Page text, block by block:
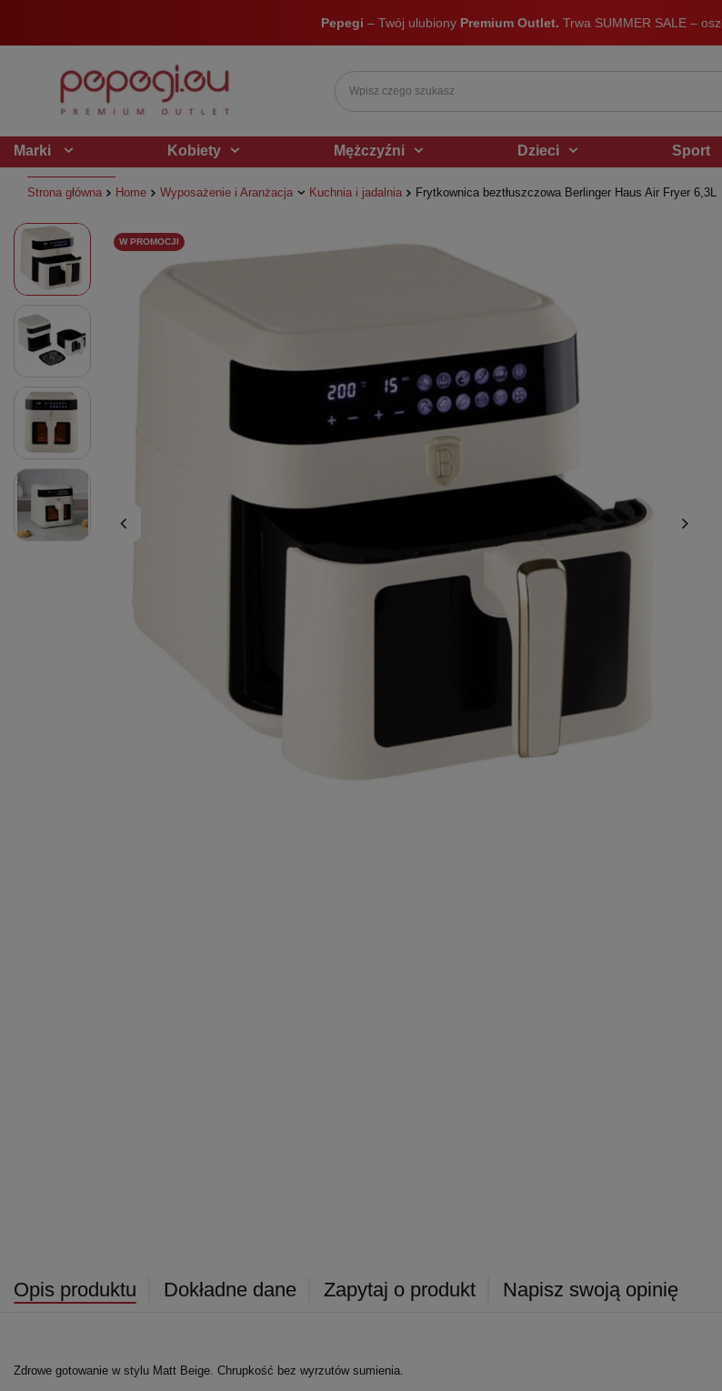
Pepegi – Twój ulubiony Premium Outlet. Trwa SUMMER SALE –
Marki Kobiety Mężczyźni Dzieci Sport
Strona główna Home Wyposażenie i Aranżacja Kuchnia i jadalnia Frytkownica beztłuszczowa Berlinger Haus Air Fryer 6,3L
W PROMOCJI
Opis produktu Dokładne dane Zapytaj o produkt Napisz swoją opinię
Zdrowe gotowanie w stylu Matt Beige. Chrupkość bez wyrzutów sumienia.